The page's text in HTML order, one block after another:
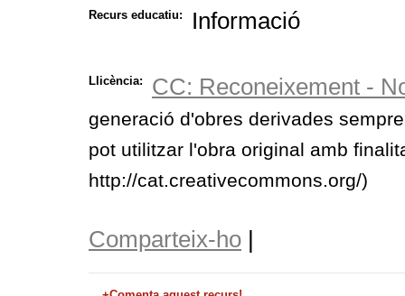
Recurs educatiu: Informació
Llicència: CC: Reconeixement -
generació d'obres derivades
pot utilitzar l'obra original amb
http://cat.creativecommons.org/)
Comparteix-ho |